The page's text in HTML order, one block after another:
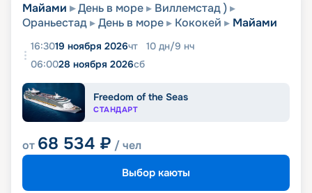
Майами День в море
Виллемстад )
Ораньестад
День в море Кококей Майами
16:3019 ноября 2026чт 10 дн/9 нч
06:0028 ноября 2026сб
Freedom of the Seas
СТАНДАРТ
от 68 534 ₽ / чел
Выбор каюты